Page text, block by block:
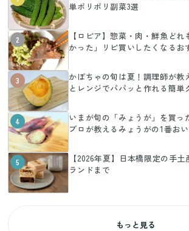
単ポリポリ副菜3選
2
【ロピア】惣菜・肉・鮮魚ど
かった」リピ買いしたくなるお
3
かぼちゃの旬は夏！調理師が教
とレンジでパパッと作れる簡単
4
いまが旬の「みょうが」を買っ
プロが教えるみょうがの1番お
5
【2026年夏】日本橋限定の手
ランドまで
もっと見る